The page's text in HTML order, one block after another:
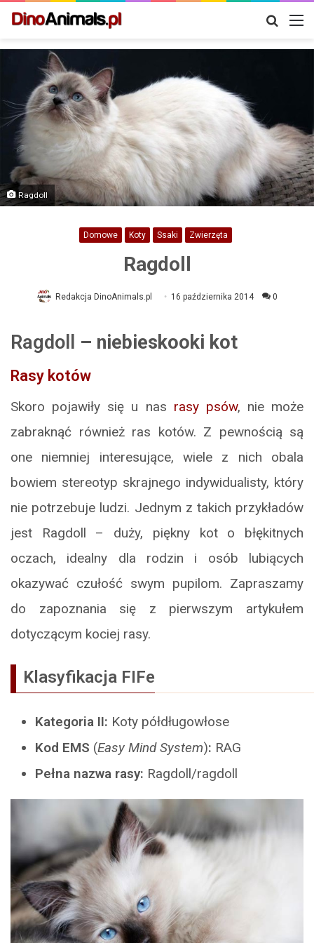
Szukaj
Ragdoll
Domowe Koty Ssaki Zwierzęta
Ragdoll
Redakcja DinoAnimals.pl 16 października 2014 0
Ragdoll – niebieskooki kot
Rasy kotów
Skoro pojawiły się u nas rasy psów, nie może
zabraknąć również ras kotów. Z pewnością są
one niemniej interesujące, wiele z nich obala
bowiem stereotyp skrajnego indywidualisty, który
nie potrzebuje ludzi. Jednym z takich przykładów
jest Ragdoll – duży, piękny kot o błękitnych
oczach, idealny dla rodzin i osób lubiących
okazywać czułość swym pupilom. Zapraszamy
do zapoznania się z pierwszym artykułem
dotyczącym kociej rasy.
Klasyfikacja FIFe
Kategoria II: Koty półdługowłose
Kod EMS (Easy Mind System): RAG
Pełna nazwa rasy: Ragdoll/ragdoll